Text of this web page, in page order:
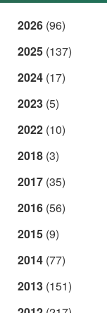
2026 (96)
2025 (137)
2024 (17)
2023 (5)
2022 (10)
2018 (3)
2017 (35)
2016 (56)
2015 (9)
2014 (77)
2013 (151)